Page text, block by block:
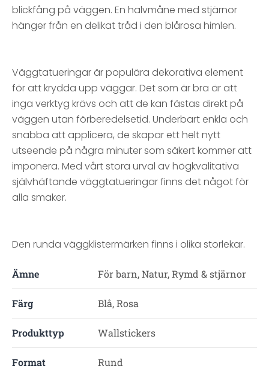
blickfång på väggen. En halvmåne med stjärnor
hänger från en delikat tråd i den blårosa himlen.
Väggtatueringar är populära dekorativa element
för att krydda upp väggar. Det som är bra är att
inga verktyg krävs och att de kan fästas direkt på
väggen utan förberedelsetid. Underbart enkla och
snabba att applicera, de skapar ett helt nytt
utseende på några minuter som säkert kommer att
imponera. Med vårt stora urval av högkvalitativa
självhäftande väggtatueringar finns det något för
alla smaker.
Den runda väggklistermärken finns i olika storlekar.
Ämne För barn, Natur, Rymd & stjärnor
Färg Blå, Rosa
Produkttyp Wallstickers
Format Rund